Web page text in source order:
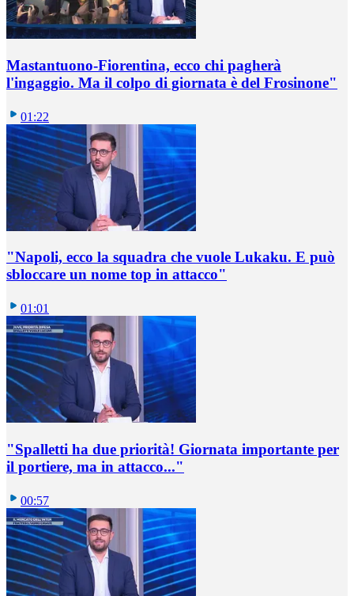
Mastantuono-Fiorentina, ecco chi pagherà
l'ingaggio. Ma il colpo di giornata è del Frosinone"
01:22
"Napoli, ecco la squadra che vuole Lukaku. E può
sbloccare un nome top in attacco"
01:01
"Spalletti ha due priorità! Giornata importante per
il portiere, ma in attacco..."
00:57